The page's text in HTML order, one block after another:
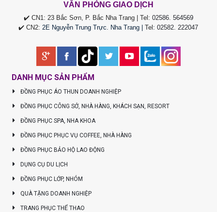
VĂN PHÒNG GIAO DỊCH
✔️ CN1: 23 Bắc Sơn, P. Bắc Nha Trang | Tel: 02586. 564569
✔️ CN2:2E Nguyễn Trung Trực. Nha Trang |Tel :02582. 222047
DANH MỤC SẢN PHẨM
ĐỒNG PHỤC ÁO THUN DOANH NGHIỆP
ĐỒNG PHỤC CÔNG SỞ, NHÀ HÀNG, KHÁCH SẠN, RESORT
ĐỒNG PHỤC SPA, NHA KHOA
ĐỒNG PHỤC PHỤC VỤ COFFEE, NHÀ HÀNG
ĐỒNG PHỤC BẢO HỘ LAO ĐỘNG
DỤNG CỤ DU LỊCH
ĐỒNG PHỤC LỚP, NHÓM
QUÀ TẶNG DOANH NGHIỆP
TRANG PHỤC THỂ THAO